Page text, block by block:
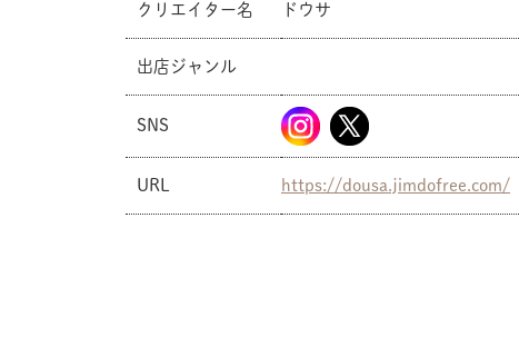
クリエイター名 ドウサ
出店ジャンル
SNS
URL https://dousa.jimdofree.com/